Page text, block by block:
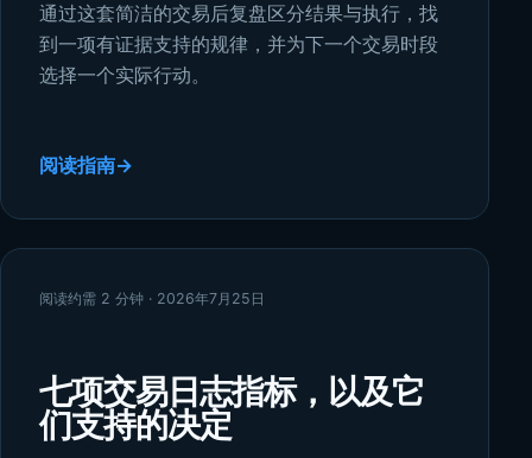
通过这套简洁的交易后复盘区分结果与执行，找
到一项有证据支持的规律，并为下一个交易时段
选择一个实际行动。
阅读指南→
阅读约需 2 分钟 · 2026年7月25日
七项交易日志指标，以及它
们支持的决定